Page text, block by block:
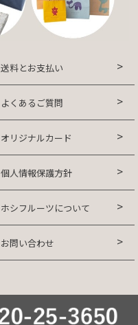
送料とお支払い
よくあるご質問
オリジナルカード
個人情報保護方針
ホシフルーツについて
お問い合わせ